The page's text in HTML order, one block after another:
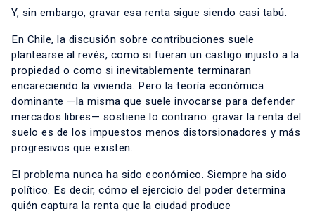
Y, sin embargo, gravar esa renta sigue siendo casi tabú.
En Chile, la discusión sobre contribuciones suele
plantearse al revés, como si fueran un castigo injusto a la
propiedad o como si inevitablemente terminaran
encareciendo la vivienda. Pero la teoría económica
dominante —la misma que suele invocarse para defender
mercados libres— sostiene lo contrario: gravar la renta del
suelo es de los impuestos menos distorsionadores y más
progresivos que existen.
El problema nunca ha sido económico. Siempre ha sido
político. Es decir, cómo el ejercicio del poder determina
quién captura la renta que la ciudad produce